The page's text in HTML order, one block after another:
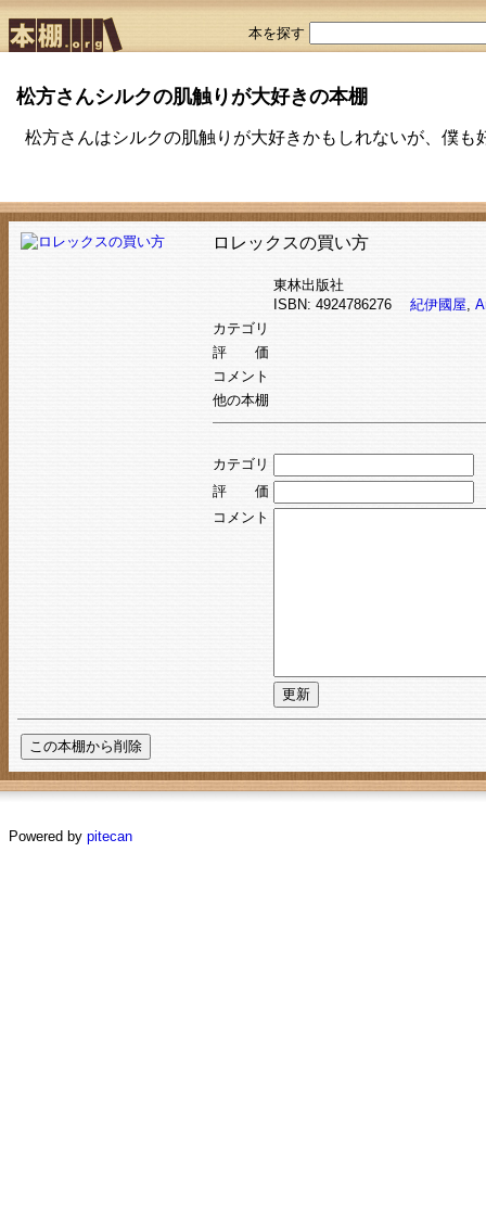
本を探す
松方さんシルクの肌触りが大好きの本棚
松方さんはシルクの肌触りが大好きかもしれないが、僕も
ロレックスの買い方
東林出版社
ISBN: 4924786276 紀伊國屋,
カテゴリ
評 価
コメント
他の本棚
カテゴリ
評 価
コメント
Powered by pitecan